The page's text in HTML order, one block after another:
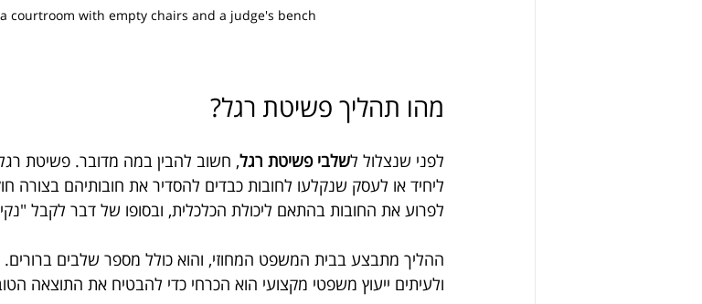
courtroom with empty chairs and a judge's bench
מהו תהליך פשיטת רגל?
לפני שנצלול לשלבי פשיטת רגל, חשוב להבין במה מדובר. פשיטת
ליחיד או לעסק שנקלעו לחובות כבדים להסדיר את חובותיהם בצורה
לפרוע את החובות בהתאם ליכולת הכלכלית, ובסופו של דבר לקבל
ההליך מתבצע בבית המשפט המחוזי, והוא כולל מספר שלבים
ולעיתים ייעוץ משפטי מקצועי הוא הכרחי כדי להבטיח את התוצאה